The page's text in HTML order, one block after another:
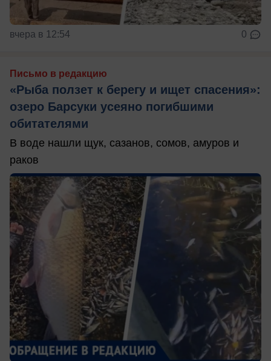
вчера в 12:54 0
Письмо в редакцию
«Рыба ползет к берегу и ищет спасения»:
озеро Барсуки усеяно погибшими
обитателями
В воде нашли щук, сазанов, сомов, амуров и
раков